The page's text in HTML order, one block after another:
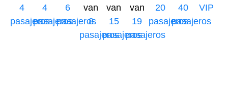
4
pasajeros
4
pasajeros
6
pasajeros
van
8
pasajeros
van
15
pasajeros
van
19
pasajeros
20
pasajeros
40
pasajeros
VIP